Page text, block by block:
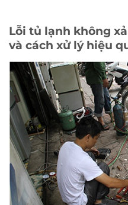
Lỗi tủ lạnh không
và cách xử lý hiệu